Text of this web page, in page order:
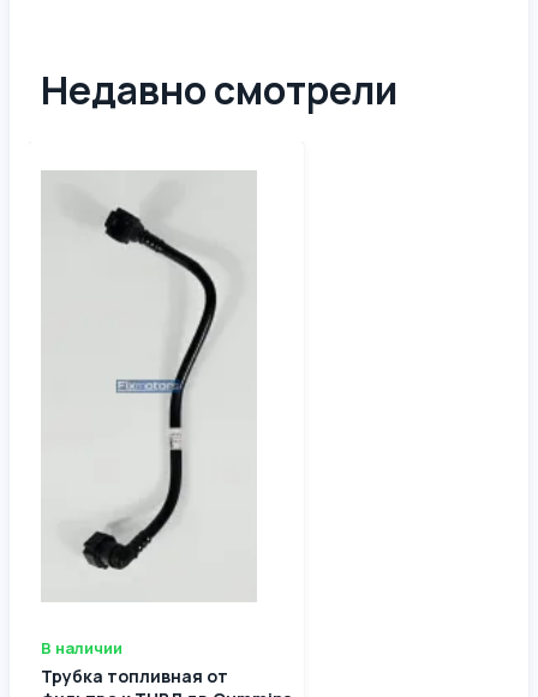
Недавно смотрели
В наличии
Трубка топливная от